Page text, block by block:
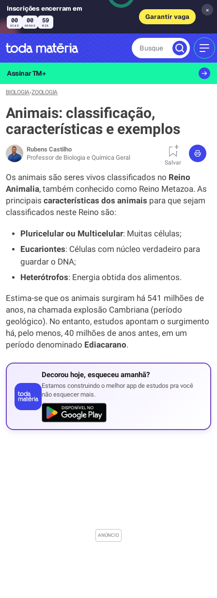
Inscrições encerram em
00
DIAS
00
HORAS
59
MIN
Garantir vaga
×
Busque
Assinar TM+
BIOLOGIA›ZOOLOGIA
Animais: classificação,
características e exemplos
Rubens Castilho
Professor de Biologia e Química Geral
Salvar
Os animais são seres vivos classificados no Reino
Animalia, também conhecido como Reino Metazoa. As
principais características dos animais para que sejam
classificados neste Reino são:
Pluricelular ou Multicelular: Muitas células;
Eucariontes: Células com núcleo verdadeiro para
guardar o DNA;
Heterótrofos: Energia obtida dos alimentos.
Estima-se que os animais surgiram há 541 milhões de
anos, na chamada explosão Cambriana (período
geológico). No entanto, estudos apontam o surgimento
há, pelo menos, 40 milhões de anos antes, em um
período denominado Ediacarano.
Decorou hoje, esqueceu amanhã?
Estamos construindo o melhor app de estudos pra você
não esquecer mais.